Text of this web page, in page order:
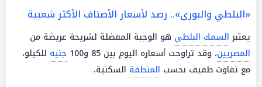
«البلطي والبورى».. رصد لأسعار الأصناف الأكثر شعبية
يعتبرالسمك البلطي هو الوجبة المفضلة لشريحة عريضة من
المصريين، وقد تراوحت أسعاره اليوم بين 85 و100 جنيه للكيلو،
مع تفاوت طفيف بحسب المنطقة السكنية.